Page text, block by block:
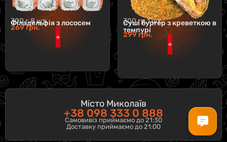
300 г.8 шт.
Філадельфія з лососем
269грн.
+
300 гр.1 шт.
Суші бургер з креветкою в
темпурі
299грн.
+
Місто Миколаїв
+38 098 333 0 888
Самовивіз приймаємо до 21:30
Доставку приймаємо до 21:00